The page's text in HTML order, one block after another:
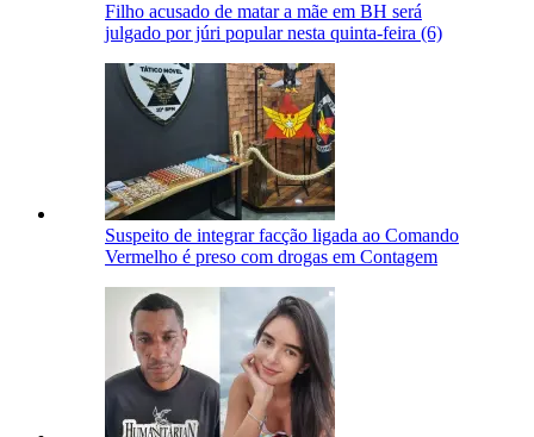
Filho acusado de matar a mãe em BH será
julgado por júri popular nesta quinta-feira (6)
Suspeito de integrar facção ligada ao Comando
Vermelho é preso com drogas em Contagem